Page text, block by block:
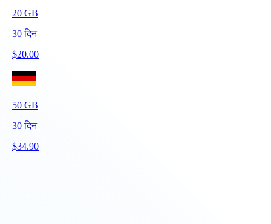
20 GB
30 दिन
$20.00
50 GB
30 दिन
$34.90